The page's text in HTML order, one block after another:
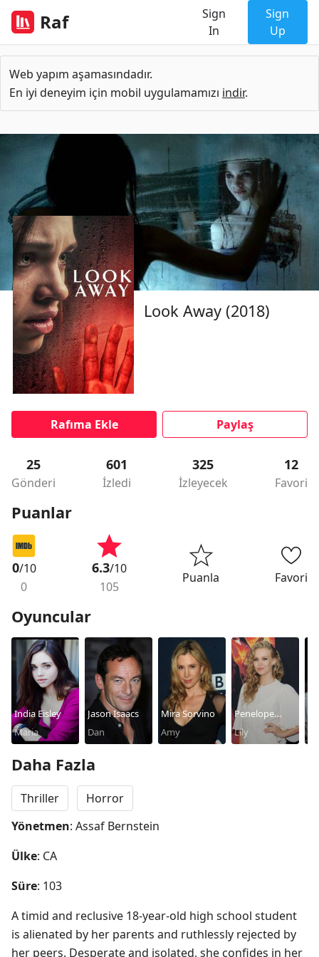
Raf
Sign
In
Sign
Up
Web yapım aşamasındadır.
En iyi deneyim için mobil uygulamamızı indir.
Look Away (2018)
Rafıma Ekle Paylaş
25
Gönderi
601
İzledi
325
İzleyecek
12
Favori
Puanlar
0/10
0
6.3/10
105
Puanla Favori
Oyuncular
India Eisley
Maria
Jason Isaacs
Dan
Mira Sorvino
Amy
Penelope
Mitchell
Lily
Daha Fazla
Thriller
Horror
Yönetmen: Assaf Bernstein
Ülke: CA
Süre: 103
A timid and reclusive 18-year-old high school student
is alienated by her parents and ruthlessly rejected by
her peers. Desperate and isolated, she confides in her